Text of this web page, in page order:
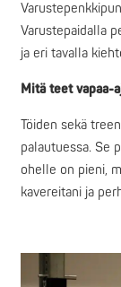
Varustepaidalla
ja eri tavalla
Mitä teet vapaa-
Töiden sekä
palautuessa. Se
ohelle on pieni,
kavereitani ja